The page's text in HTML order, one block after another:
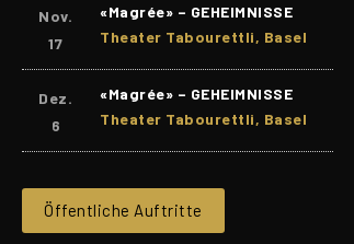
Nov.
17
«Magrée» – GEHEIMNISSE
Theater Tabourettli, Basel
Dez.
6
«Magrée» – GEHEIMNISSE
Theater Tabourettli, Basel
Öffentliche Auftritte